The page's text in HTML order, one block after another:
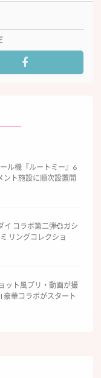
ル機『ルートミー』6
ント施設に順次設置開
イ コラボ第二弾💞ガシ
リングコレクショ
ット風プリ・動画が撮
豪華コラボがスタート